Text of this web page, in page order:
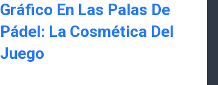
Gráfico En Las Palas De
Pádel: La Cosmética Del
Juego